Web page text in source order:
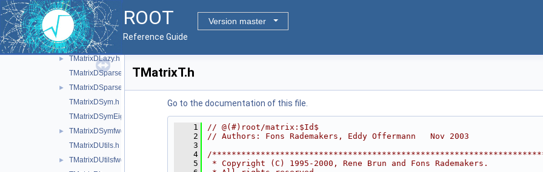
ROOT
Version master
Reference Guide
► TMatrixDBasefwd.h
TMatrixDEigen.h
► TMatrixDfwd.h
►
TMatrixDLazy.h
TMatrixDSparse.h
►
TMatrixDSparsefwd.h
TMatrixDSym.h
TMatrixDSymEigen.h
►
TMatrixDSymfwd.h
TMatrixDUtils.h
►
TMatrixDUtilsfwd.h
TMatrixT.h
Go to the documentation of this file.
    1
// @(#)root/matrix:$Id$
    2
// Authors: Fons Rademakers, Eddy Offermann   Nov 2003
    3
    4
/
    5
* Copyright (C) 1995-2000, Rene Brun and Fons Rademakers.